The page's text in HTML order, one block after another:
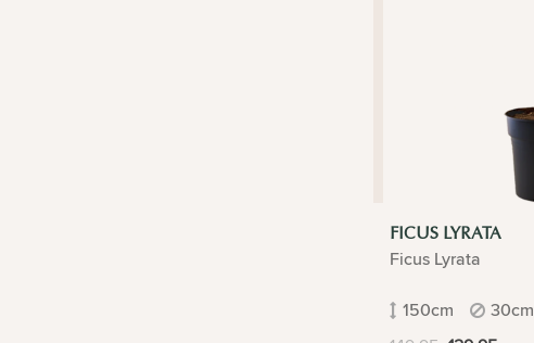
FICUS LYRATA
Ficus Lyrata
150cm
30cm